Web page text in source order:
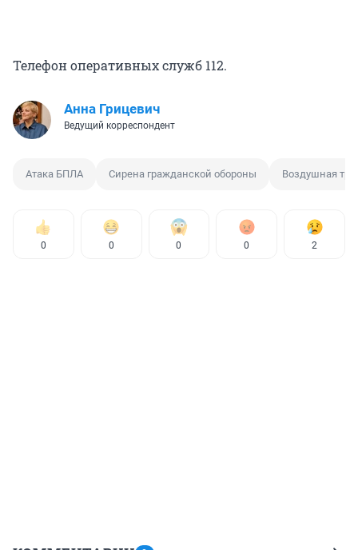
Телефон оперативных служб 112.
Анна Грицевич
Ведущий корреспондент
Атака БПЛА Сирена гражданской обороны Воздушная
0 0 0 0 2